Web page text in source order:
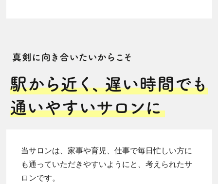
当サロンは、家事や育児、仕事で毎日忙しい方に
も通っていただきやすいようにと、考えられたサ
ロンです。